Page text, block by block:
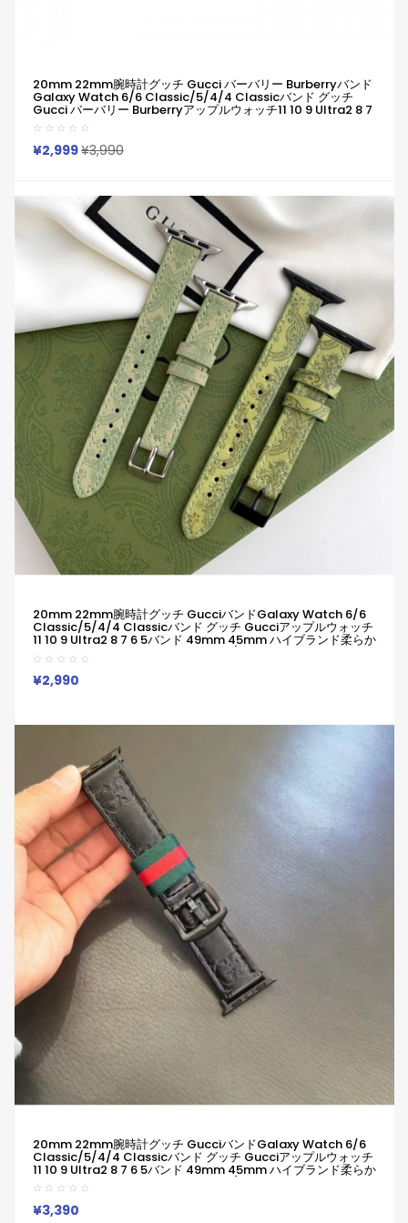
20mm 22mm腕時計グッチ Gucci バーバリー Burberryバンド
Galaxy Watch 6/6 Classic/5/4/4 Classicバンド グッチ
Gucci バーバリー Burberryアップルウォッチ11 10 9 Ultra2 8 7
6 5バンド 49mm 45mm ハイブランド柔らかい 通気性 防水 防
汗 男女兼用 Galaxy/appleなどウォッチ対応
¥2,999¥3,990
20mm 22mm腕時計グッチ GucciバンドGalaxy Watch 6/6
Classic/5/4/4 Classicバンド グッチ Gucciアップルウォッチ
11 10 9 Ultra2 8 7 6 5バンド 49mm 45mm ハイブランド柔らか
い 通気性 防水 防汗 男女兼用 Galaxy/appleなどウォッチ対応
¥2,990
20mm 22mm腕時計グッチ GucciバンドGalaxy Watch 6/6
Classic/5/4/4 Classicバンド グッチ Gucciアップルウォッチ
11 10 9 Ultra2 8 7 6 5バンド 49mm 45mm ハイブランド柔らか
い 通気性 防水 防汗 男女兼用 Galaxy/appleなどウォッチ対応
¥3,390